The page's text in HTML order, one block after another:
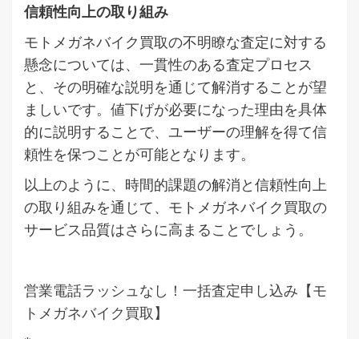
信頼性向上の取り組み
モトメガネバイク買取の不明瞭な査定に対する
懸念については、一貫性のある査定プロセス
と、その明確な説明を通じて解消することが望
ましいです。値下げが必要になった理由を具体
的に説明することで、ユーザーの理解を得て信
頼性を保つことが可能となります。
以上のように、時間的課題の解消と信頼性向上
の取り組みを通じて、モトメガネバイク買取の
サービス品質はさらに高まることでしょう。
営業電話ラッシュなし！一括査定申し込み【モ
トメガネバイク買取】